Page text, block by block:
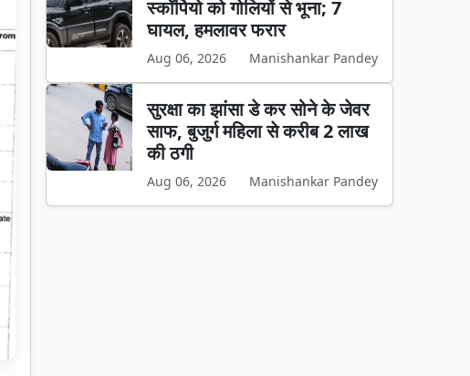
स्कॉर्पियो को गोलियों से भूना; 7
घायल, हमलावर फरार
Aug 06, 2026 Manishankar Pandey
सुरक्षा का झांसा डे कर सोने के जेवर
साफ, बुजुर्ग महिला से करीब 2 लाख
की ठगी
Aug 06, 2026 Manishankar Pandey